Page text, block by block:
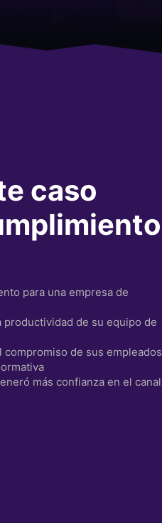
caso
para una empresa de
productividad de su equipo de
compromiso de sus empleados
más confianza en el canal